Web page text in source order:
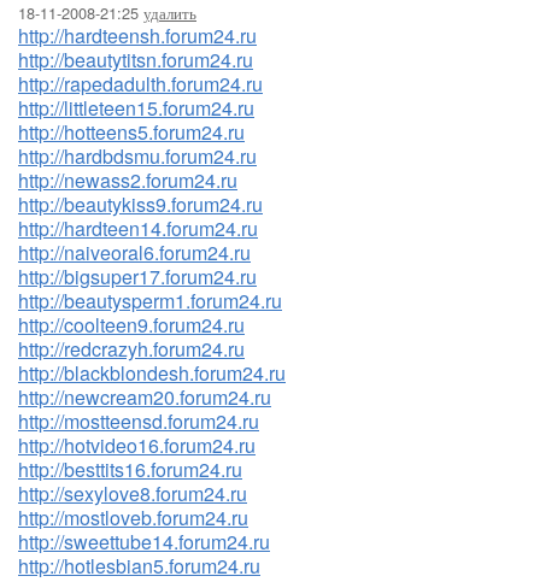
18-11-2008-21:25 удалить
http://hardteensh.forum24.ru
http://beautytitsn.forum24.ru
http://rapedadulth.forum24.ru
http://littleteen15.forum24.ru
http://hotteens5.forum24.ru
http://hardbdsmu.forum24.ru
http://newass2.forum24.ru
http://beautykiss9.forum24.ru
http://hardteen14.forum24.ru
http://naiveoral6.forum24.ru
http://bigsuper17.forum24.ru
http://beautysperm1.forum24.ru
http://coolteen9.forum24.ru
http://redcrazyh.forum24.ru
http://blackblondesh.forum24.ru
http://newcream20.forum24.ru
http://mostteensd.forum24.ru
http://hotvideo16.forum24.ru
http://besttits16.forum24.ru
http://sexylove8.forum24.ru
http://mostloveb.forum24.ru
http://sweettube14.forum24.ru
http://hotlesbian5.forum24.ru